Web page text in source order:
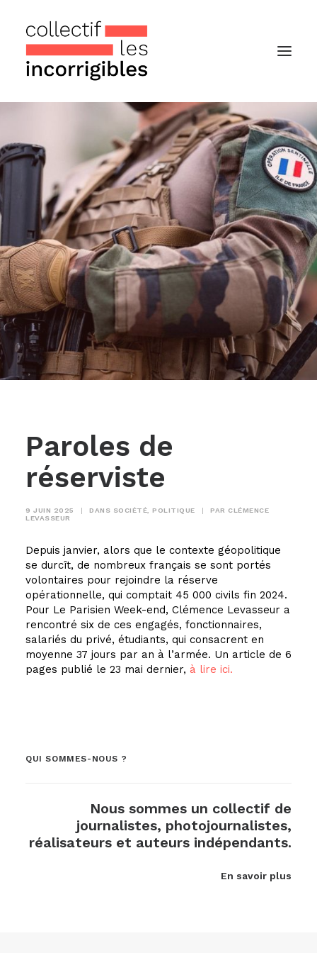
Le collectif
Nos actualités
Notre « Incolettre » mensuelle
Recherche
Paroles de
réserviste
9 JUIN 2025 | DANS SOCIÉTÉ POLITIQUE | PAR CLÉMENCE
LEVASSEUR
Depuis janvier, alors que le contexte géopolitique
se durcît, de nombreux français se sont portés
volontaires pour rejoindre la réserve
opérationnelle, qui comptait 45 000 civils fin 2024.
Pour Le Parisien Week-end, Clémence Levasseur a
rencontré six de ces engagés, fonctionnaires,
salariés du privé, étudiants, qui consacrent en
moyenne 37 jours par an à l’armée. Un article de 6
pages publié le 23 mai dernier, à lire ici.
QUI SOMMES-NOUS ?
Nous sommes un collectif de
journalistes, photojournalistes,
réalisateurs et auteurs indépendants.
En savoir plus